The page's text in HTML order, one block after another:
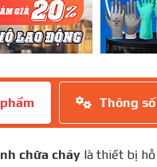
Thông
chữa cháy là thiết bị hỗ